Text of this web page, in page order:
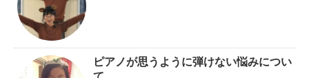
ピアノが思うように弾けない悩みについ